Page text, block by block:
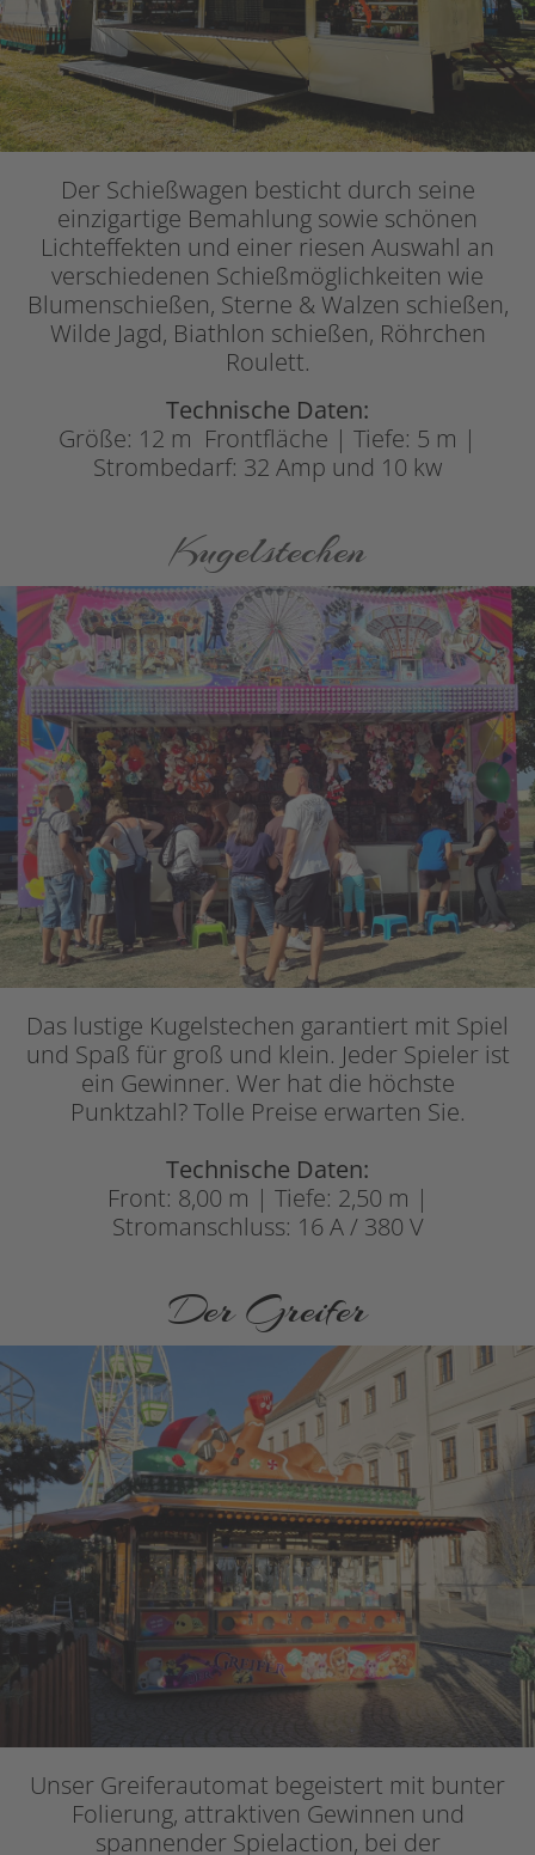
Der Schießwagen besticht durch seine
einzigartige Bemahlung sowie schönen
Lichteffekten und einer riesen Auswahl an
verschiedenen Schießmöglichkeiten wie
Blumenschießen, Sterne & Walzen schießen,
Wilde Jagd, Biathlon schießen, Röhrchen
Roulett.
Technische Daten:
Größe: 12 m Frontfläche | Tiefe: 5 m |
Strombedarf: 32 Amp und 10 kw
Kugelstechen
Das lustige Kugelstechen garantiert mit Spiel
und Spaß für groß und klein. Jeder Spieler ist
ein Gewinner. Wer hat die höchste
Punktzahl? Tolle Preise erwarten Sie.
Technische Daten:
Front: 8,00 m | Tiefe: 2,50 m |
Stromanschluss: 16 A / 380 V
Der Greifer
Unser Greiferautomat begeistert mit bunter
Folierung, attraktiven Gewinnen und
spannender Spielaction, bei der